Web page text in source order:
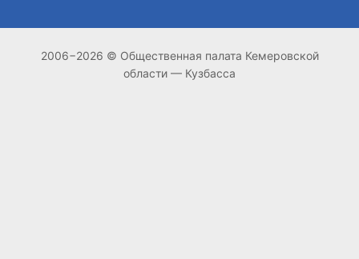
2006−2026 © Общественная палата Кемеровской
области — Кузбасса